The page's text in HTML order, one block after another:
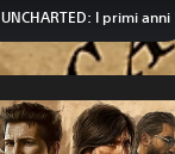
UNCHARTED: I primi anni